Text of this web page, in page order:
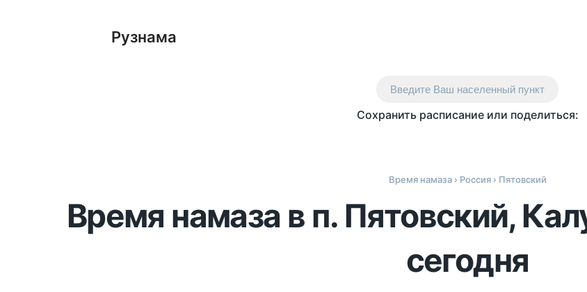
Рузнама
Введите Ваш населенный пункт
Сохранить расписание или поделиться:
Время намаза› Россия› Пятовский
Время намаза в п. Пятовский,
сегодня